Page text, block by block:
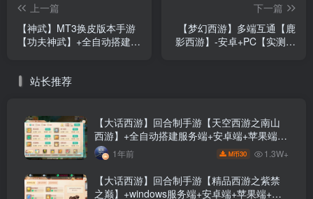
上一篇
【神武】MT3换皮版本手游
【功夫神武】+全自动搭建服
频搭建教程
下一篇
【梦幻西游】多端互通【鹿
影西游】-安卓+PC【实测可
站长推荐
【大话西游】回合制手游【天空西游之南山
西游】+全自动搭建服务端+安卓端+苹果端
+GM后台+视频搭建教程
1年前 M币30 1.3W+
【大话西游】回合制手游【精品西游之紫禁
之巅】+windows服务端+安卓端+苹果端+GM